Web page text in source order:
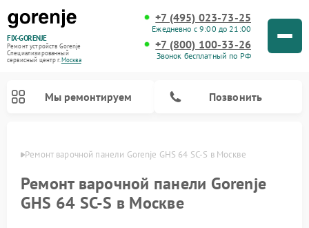
FIX-GORENJE
Ремонт устройств Gorenje
Специализированный
cервисный центр г.Москва
+7 (495) 023-73-25
Ежедневно с 9:00 до 21:00
+7 (800) 100-33-26
Звонок бесплатный по РФ
Мы ремонтируем Позвонить
Ремонт варочной панели Gorenje GHS 64 SC-S в Москве
Ремонт варочной панели Gorenje
GHS 64 SC-S в Москве